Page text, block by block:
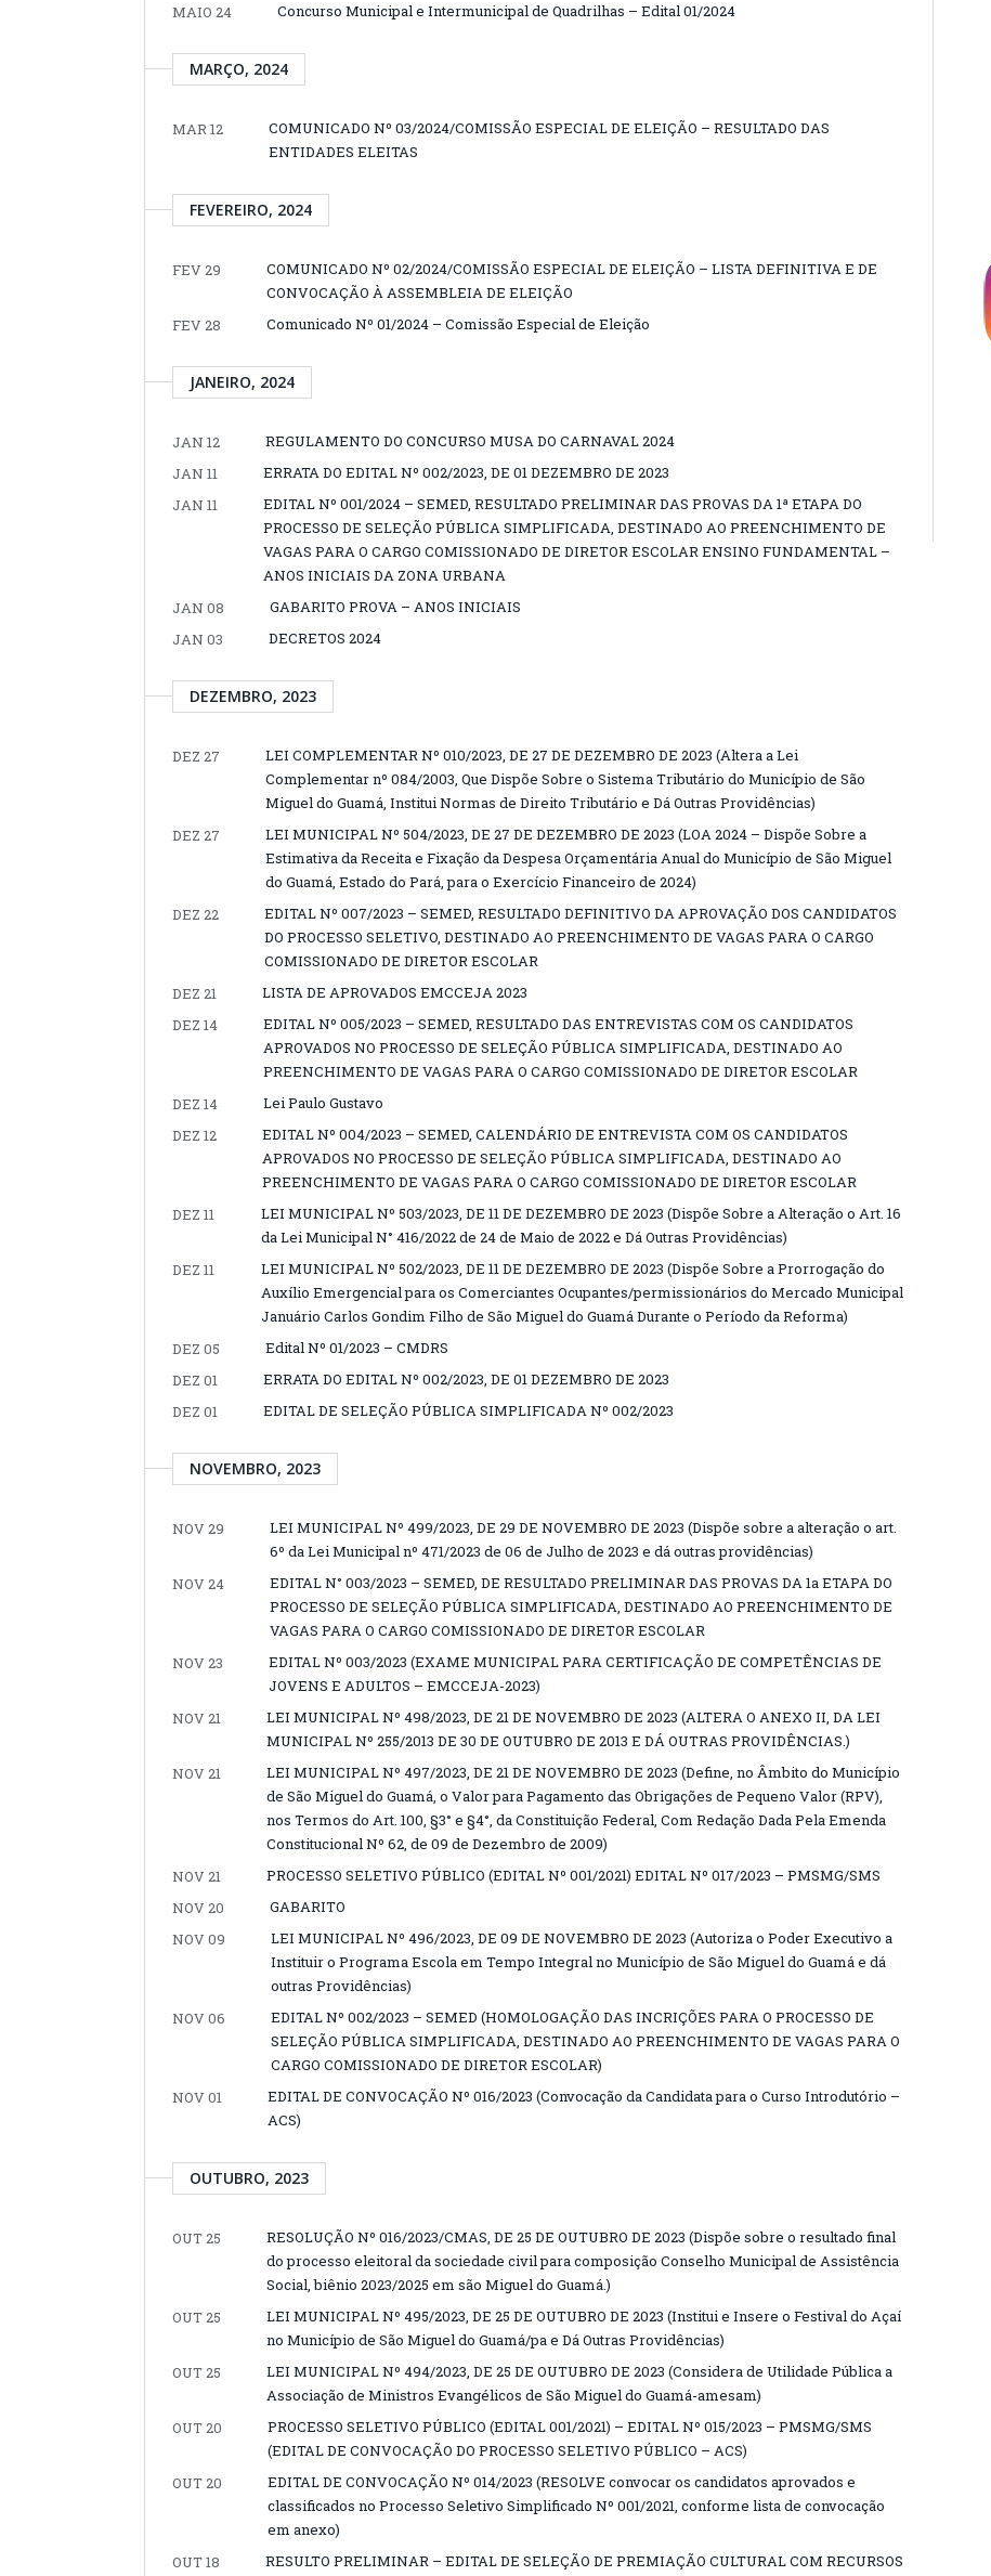
MAIO 24 Concurso Municipal e Intermunicipal de Quadrilhas – Edital 01/2024
MARÇO, 2024
MAR 12
COMUNICADO Nº 03/2024/COMISSÃO ESPECIAL DE ELEIÇÃO – RESULTADO DAS
ENTIDADES ELEITAS
FEVEREIRO, 2024
FEV 29
COMUNICADO Nº 02/2024/COMISSÃO ESPECIAL DE ELEIÇÃO – LISTA DEFINITIVA E DE
CONVOCAÇÃO À ASSEMBLEIA DE ELEIÇÃO
FEV 28
Comunicado Nº 01/2024 – Comissão Especial de Eleição
JANEIRO, 2024
JAN 12
REGULAMENTO DO CONCURSO MUSA DO CARNAVAL 2024
JAN 11
ERRATA DO EDITAL Nº 002/2023, DE 01 DEZEMBRO DE 2023
JAN 11
EDITAL Nº 001/2024 – SEMED, RESULTADO PRELIMINAR DAS PROVAS DA 1ª ETAPA DO
PROCESSO DE SELEÇÃO PÚBLICA SIMPLIFICADA, DESTINADO AO PREENCHIMENTO DE
VAGAS PARA O CARGO COMISSIONADO DE DIRETOR ESCOLAR ENSINO FUNDAMENTAL –
ANOS INICIAIS DA ZONA URBANA
JAN 08
GABARITO PROVA – ANOS INICIAIS
JAN 03
DECRETOS 2024
DEZEMBRO, 2023
DEZ 27
LEI COMPLEMENTAR Nº 010/2023, DE 27 DE DEZEMBRO DE 2023 (Altera a Lei
Complementar nº 084/2003, Que Dispõe Sobre o Sistema Tributário do Município de São
Miguel do Guamá, Institui Normas de Direito Tributário e Dá Outras Providências)
DEZ 27
LEI MUNICIPAL Nº 504/2023, DE 27 DE DEZEMBRO DE 2023 (LOA 2024 – Dispõe Sobre a
Estimativa da Receita e Fixação da Despesa Orçamentária Anual do Município de São Miguel
do Guamá, Estado do Pará, para o Exercício Financeiro de 2024)
DEZ 22
EDITAL Nº 007/2023 – SEMED, RESULTADO DEFINITIVO DA APROVAÇÃO DOS CANDIDATOS
DO PROCESSO SELETIVO, DESTINADO AO PREENCHIMENTO DE VAGAS PARA O CARGO
COMISSIONADO DE DIRETOR ESCOLAR
DEZ 21
LISTA DE APROVADOS EMCCEJA 2023
DEZ 14
EDITAL Nº 005/2023 – SEMED, RESULTADO DAS ENTREVISTAS COM OS CANDIDATOS
APROVADOS NO PROCESSO DE SELEÇÃO PÚBLICA SIMPLIFICADA, DESTINADO AO
PREENCHIMENTO DE VAGAS PARA O CARGO COMISSIONADO DE DIRETOR ESCOLAR
DEZ 14
Lei Paulo Gustavo
DEZ 12
EDITAL Nº 004/2023 – SEMED, CALENDÁRIO DE ENTREVISTA COM OS CANDIDATOS
APROVADOS NO PROCESSO DE SELEÇÃO PÚBLICA SIMPLIFICADA, DESTINADO AO
PREENCHIMENTO DE VAGAS PARA O CARGO COMISSIONADO DE DIRETOR ESCOLAR
DEZ 11
LEI MUNICIPAL Nº 503/2023, DE 11 DE DEZEMBRO DE 2023 (Dispõe Sobre a Alteração o Art. 16
da Lei Municipal N° 416/2022 de 24 de Maio de 2022 e Dá Outras Providências)
DEZ 11
LEI MUNICIPAL Nº 502/2023, DE 11 DE DEZEMBRO DE 2023 (Dispõe Sobre a Prorrogação do
Auxílio Emergencial para os Comerciantes Ocupantes/permissionários do Mercado Municipal
Januário Carlos Gondim Filho de São Miguel do Guamá Durante o Período da Reforma)
DEZ 05
Edital Nº 01/2023 – CMDRS
DEZ 01
ERRATA DO EDITAL Nº 002/2023, DE 01 DEZEMBRO DE 2023
DEZ 01
EDITAL DE SELEÇÃO PÚBLICA SIMPLIFICADA Nº 002/2023
NOVEMBRO, 2023
NOV 29
LEI MUNICIPAL Nº 499/2023, DE 29 DE NOVEMBRO DE 2023 (Dispõe sobre a alteração o art.
6º da Lei Municipal nº 471/2023 de 06 de Julho de 2023 e dá outras providências)
NOV 24
EDITAL N° 003/2023 – SEMED, DE RESULTADO PRELIMINAR DAS PROVAS DA 1a ETAPA DO
PROCESSO DE SELEÇÃO PÚBLICA SIMPLIFICADA, DESTINADO AO PREENCHIMENTO DE
VAGAS PARA O CARGO COMISSIONADO DE DIRETOR ESCOLAR
NOV 23
EDITAL Nº 003/2023 (EXAME MUNICIPAL PARA CERTIFICAÇÃO DE COMPETÊNCIAS DE
JOVENS E ADULTOS – EMCCEJA-2023)
NOV 21
LEI MUNICIPAL Nº 498/2023, DE 21 DE NOVEMBRO DE 2023 (ALTERA O ANEXO II, DA LEI
MUNICIPAL Nº 255/2013 DE 30 DE OUTUBRO DE 2013 E DÁ OUTRAS PROVIDÊNCIAS.)
NOV 21
LEI MUNICIPAL Nº 497/2023, DE 21 DE NOVEMBRO DE 2023 (Define, no Âmbito do Município
de São Miguel do Guamá, o Valor para Pagamento das Obrigações de Pequeno Valor (RPV),
nos Termos do Art. 100, §3° e §4°, da Constituição Federal, Com Redação Dada Pela Emenda
Constitucional Nº 62, de 09 de Dezembro de 2009)
NOV 21
PROCESSO SELETIVO PÚBLICO (EDITAL Nº 001/2021) EDITAL Nº 017/2023 – PMSMG/SMS
NOV 20
GABARITO
NOV 09
LEI MUNICIPAL Nº 496/2023, DE 09 DE NOVEMBRO DE 2023 (Autoriza o Poder Executivo a
Instituir o Programa Escola em Tempo Integral no Município de São Miguel do Guamá e dá
outras Providências)
NOV 06
EDITAL Nº 002/2023 – SEMED (HOMOLOGAÇÃO DAS INCRIÇÕES PARA O PROCESSO DE
SELEÇÃO PÚBLICA SIMPLIFICADA, DESTINADO AO PREENCHIMENTO DE VAGAS PARA O
CARGO COMISSIONADO DE DIRETOR ESCOLAR)
NOV 01
EDITAL DE CONVOCAÇÃO Nº 016/2023 (Convocação da Candidata para o Curso Introdutório –
ACS)
OUTUBRO, 2023
OUT 25
RESOLUÇÃO Nº 016/2023/CMAS, DE 25 DE OUTUBRO DE 2023 (Dispõe sobre o resultado final
do processo eleitoral da sociedade civil para composição Conselho Municipal de Assistência
Social, biênio 2023/2025 em são Miguel do Guamá.)
OUT 25
LEI MUNICIPAL Nº 495/2023, DE 25 DE OUTUBRO DE 2023 (Institui e Insere o Festival do Açaí
no Município de São Miguel do Guamá/pa e Dá Outras Providências)
OUT 25
LEI MUNICIPAL Nº 494/2023, DE 25 DE OUTUBRO DE 2023 (Considera de Utilidade Pública a
Associação de Ministros Evangélicos de São Miguel do Guamá-amesam)
OUT 20
PROCESSO SELETIVO PÚBLICO (EDITAL 001/2021) – EDITAL Nº 015/2023 – PMSMG/SMS
(EDITAL DE CONVOCAÇÃO DO PROCESSO SELETIVO PÚBLICO – ACS)
OUT 20
EDITAL DE CONVOCAÇÃO Nº 014/2023 (RESOLVE convocar os candidatos aprovados e
classificados no Processo Seletivo Simplificado Nº 001/2021, conforme lista de convocação
em anexo)
OUT 18
RESULTO PRELIMINAR – EDITAL DE SELEÇÃO DE PREMIAÇÃO CULTURAL COM RECURSOS